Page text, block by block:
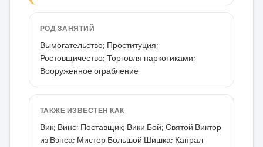
РОД ЗАНЯТИЙ
Вымогательство; Проституция;
Ростовщичество; Торговля наркотиками;
Вооружённое ограбление
ТАКЖЕ ИЗВЕСТЕН КАК
Вик; Винс; Поставщик; Вики Бой; Святой Виктор
из Вэнса; Мистер Большой Шишка; Капрал